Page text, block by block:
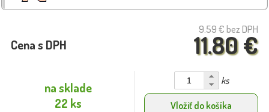
9.59 € bez DPH
11.80 €
Cena s DPH
na sklade
22 ks
ks
Vložiť do košíka